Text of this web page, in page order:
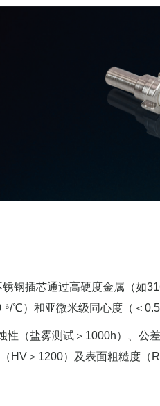
钢插芯通过高硬度金属（如
℃）和亚微米级同心度（＜
性（盐雾测试＞1000h）、公
HV＞1200）及表面粗糙度（